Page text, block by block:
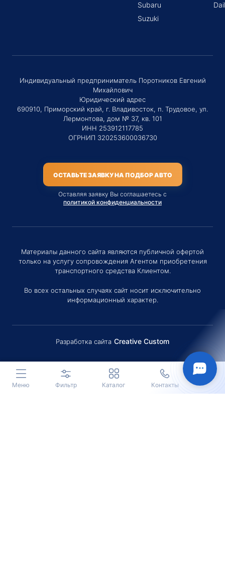
Subaru
Suzuki
Индивидуальный предприниматель Поротников Евгений
Михайлович
Юридический адрес
690910, Приморский край, г. Владивосток, п. Трудовое, ул.
Лермонтова, дом № 37, кв. 101
ИНН 253912117785
ОГРНИП 320253600036730
ОСТАВЬТЕ ЗАЯВКУ НА ПОДБОР АВТО
Оставляя заявку Вы соглашаетесь с
политикой конфиденциальности
Материалы данного сайта являются публичной офертой
только на услугу сопровождения Агентом приобретения
транспортного средства Клиентом.
Во всех остальных случаях сайт носит исключительно
информационный характер.
Разработка сайта Creative Custom
Меню Фильтр Каталог Контакты